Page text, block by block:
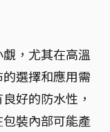
，尤其在高溫
選擇和應用需
好的防水性，
裝內部可能產